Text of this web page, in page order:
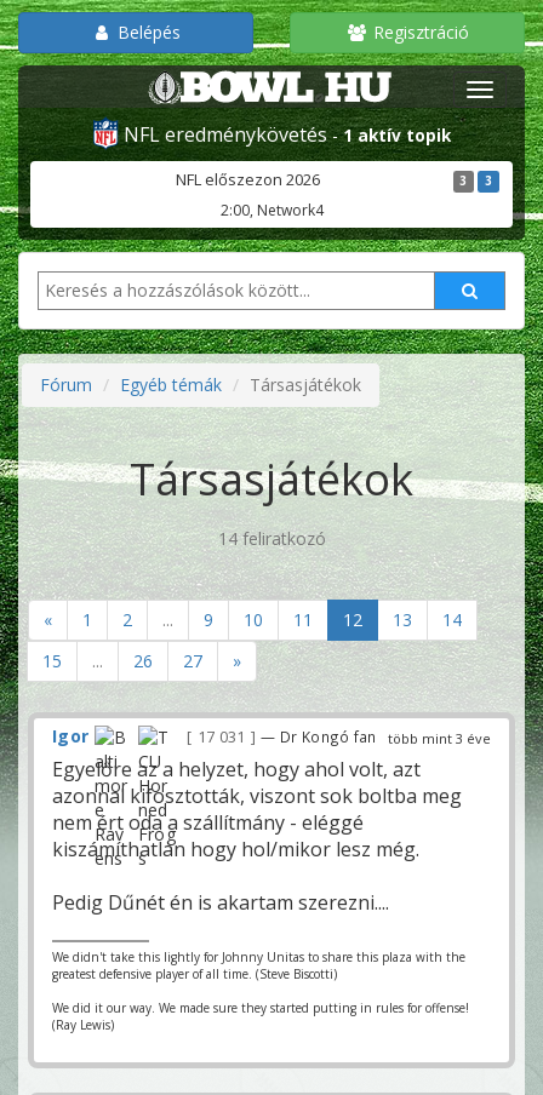
Belépés Regisztráció
NFL eredménykövetés -1 aktív topik
NFL előszezon 2026 3 3
2:00, Network4
Fórum Egyéb témák Társasjátékok
Társasjátékok
14 feliratkozó
« 1 2 ... 9 10 11 12 13
14
15
... 26 27 »
több mint 3 éve
Igor 17 031 — Dr Kongó fan
Egyelőre az a helyzet, hogy ahol volt, azt
azonnal kifosztották, viszont sok boltba meg
nem ért oda a szállítmány - eléggé
kiszámíthatlan hogy hol/mikor lesz még.
Pedig Dűnét én is akartam szerezni....
We didn't take this lightly for Johnny Unitas to share this plaza with the
greatest defensive player of all time. (Steve Biscotti)
We did it our way. We made sure they started putting in rules for offense!
(Ray Lewis)